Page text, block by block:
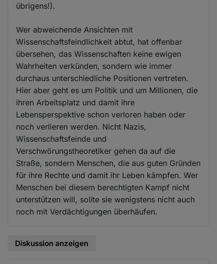
übrigens!).
Wer abweichende Ansichten mit
Wissenschaftsfeindlichkeit abtut, hat offenbar
übersehen, das Wissenschaften keine ewigen
Wahrheiten verkünden, sondern wie immer
durchaus unterschiedliche Positionen vertreten.
Hier aber geht es um Politik und um Millionen, die
ihren Arbeitsplatz und damit ihre
Lebensperspektive schon verloren haben oder
noch verlieren werden. Nicht Nazis,
Wissenschaftsfeinde und
Verschwörungstheoretiker gehen da auf die
Straße, sondern Menschen, die aus guten Gründen
für ihre Rechte und damit ihr Leben kämpfen. Wer
Menschen bei diesem berechtigten Kampf nicht
unterstützen will, sollte sie wenigstens nicht auch
noch mit Verdächtigungen überhäufen.
Diskussion anzeigen